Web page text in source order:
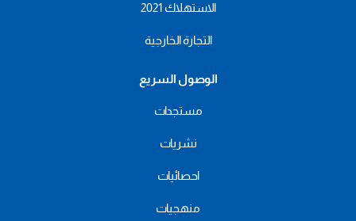
الاستهلاك 2021
التجارة الخارجية
الوصول السريع
مستجدات
نشريات
احصائيات
منهجيات